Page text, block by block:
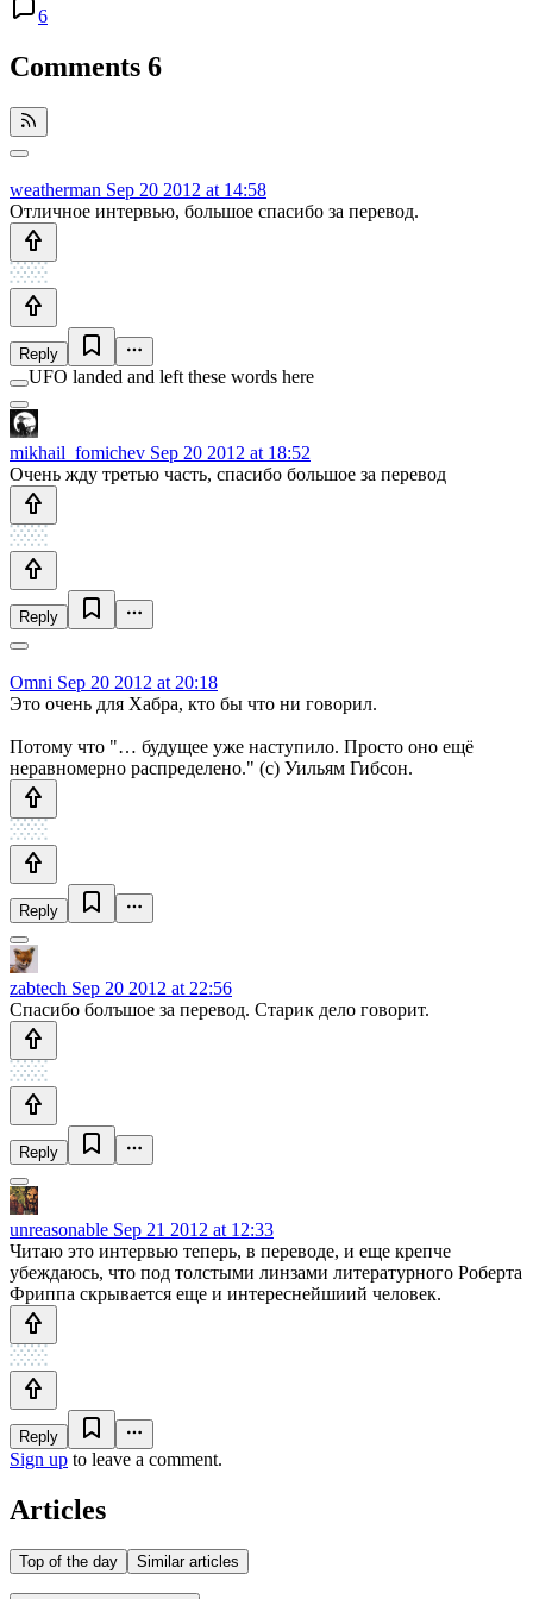
6
Comments 6
weatherman Sep 20 2012 at 14:58
Отличное интервью, большое спасибо за перевод.
Reply
UFO landed and left these words here
mikhail_fomichev Sep 20 2012 at 18:52
Очень жду третью часть, спасибо большое за перевод
Reply
Omni Sep 20 2012 at 20:18
Это очень для Хабра, кто бы что ни говорил.
Потому что "… будущее уже наступило. Просто оно ещё
неравномерно распределено." (с) Уильям Гибсон.
Reply
zabtech Sep 20 2012 at 22:56
Спасибо болъшое за перевод. Старик дело говорит.
Reply
unreasonable Sep 21 2012 at 12:33
Читаю это интервью теперь, в переводе, и еще крепче
убеждаюсь, что под толстыми линзами литературного Роберта
Фриппа скрывается еще и интереснейшиий человек.
Reply
Sign up to leave a comment.
Articles
Top of the day Similar articles